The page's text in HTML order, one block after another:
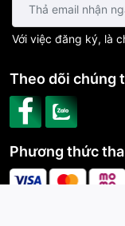
hàn vì phía
Loại : LED
Nhiệt độ màu :
Số Bóng trên
Với việc đăng ký, là
Phương thức
Theo dõi chúng